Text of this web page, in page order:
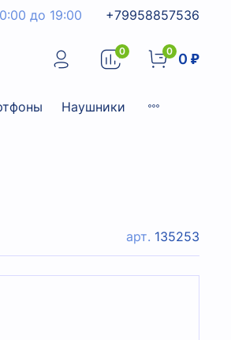
до 19:00 +79958857536
0 0 0 ₽
Наушники
арт. 135253